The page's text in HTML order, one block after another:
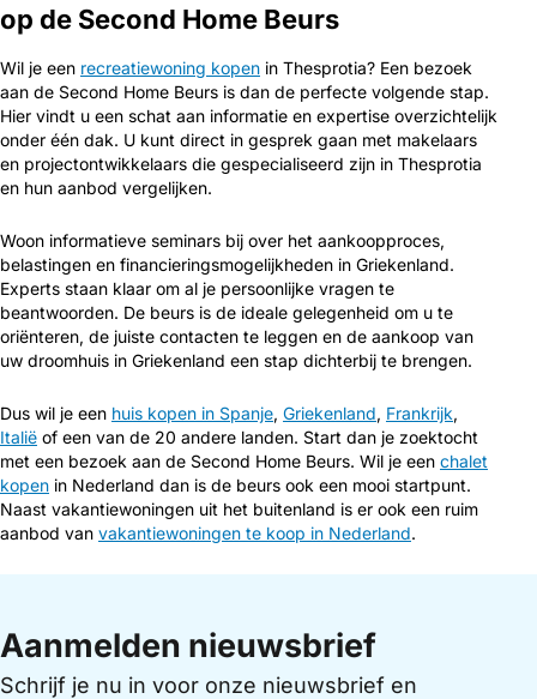
op de Second Home Beurs
Wil je een recreatiewoning kopen in Thesprotia? Een bezoek
aan de Second Home Beurs is dan de perfecte volgende stap.
Hier vindt u een schat aan informatie en expertise overzichtelijk
onder één dak. U kunt direct in gesprek gaan met makelaars
en projectontwikkelaars die gespecialiseerd zijn in Thesprotia
en hun aanbod vergelijken.
Woon informatieve seminars bij over het aankoopproces,
belastingen en financieringsmogelijkheden in Griekenland.
Experts staan klaar om al je persoonlijke vragen te
beantwoorden. De beurs is de ideale gelegenheid om u te
oriënteren, de juiste contacten te leggen en de aankoop van
uw droomhuis in Griekenland een stap dichterbij te brengen.
Dus wil je een huis kopen in Spanje, Griekenland, Frankrijk,
Italië of een van de 20 andere landen. Start dan je zoektocht
met een bezoek aan de Second Home Beurs. Wil je een chalet
kopen in Nederland dan is de beurs ook een mooi startpunt.
Naast vakantiewoningen uit het buitenland is er ook een ruim
aanbod van vakantiewoningen te koop in Nederland.
Aanmelden nieuwsbrief
Schrijf je nu in voor onze nieuwsbrief en